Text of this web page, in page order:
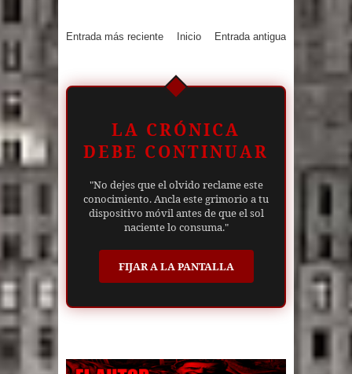
Entrada más reciente Entrada antigua
Inicio
LA CRÓNICA
DEBE CONTINUAR
"No dejes que el olvido reclame este
conocimiento. Ancla este grimorio a tu
dispositivo móvil antes de que el sol
naciente lo consuma."
FIJAR A LA PANTALLA